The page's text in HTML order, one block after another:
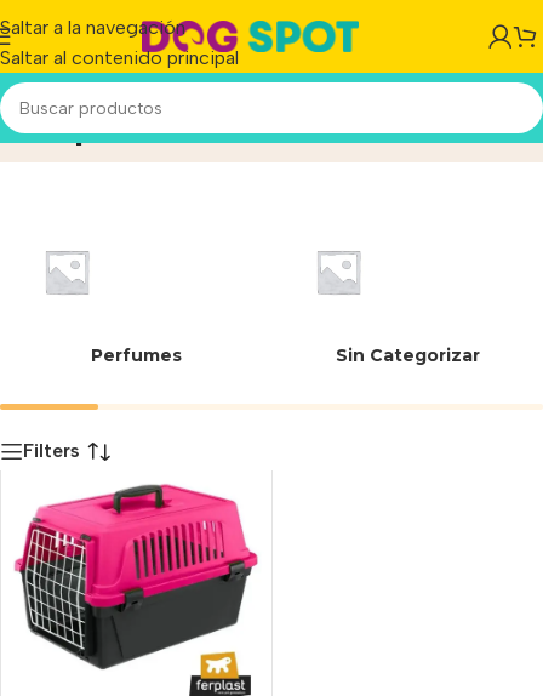
Saltar a la navegación
Saltar al contenido principal
PequeñasInicio/Producto
Perfumes Sin Categorizar
Filters